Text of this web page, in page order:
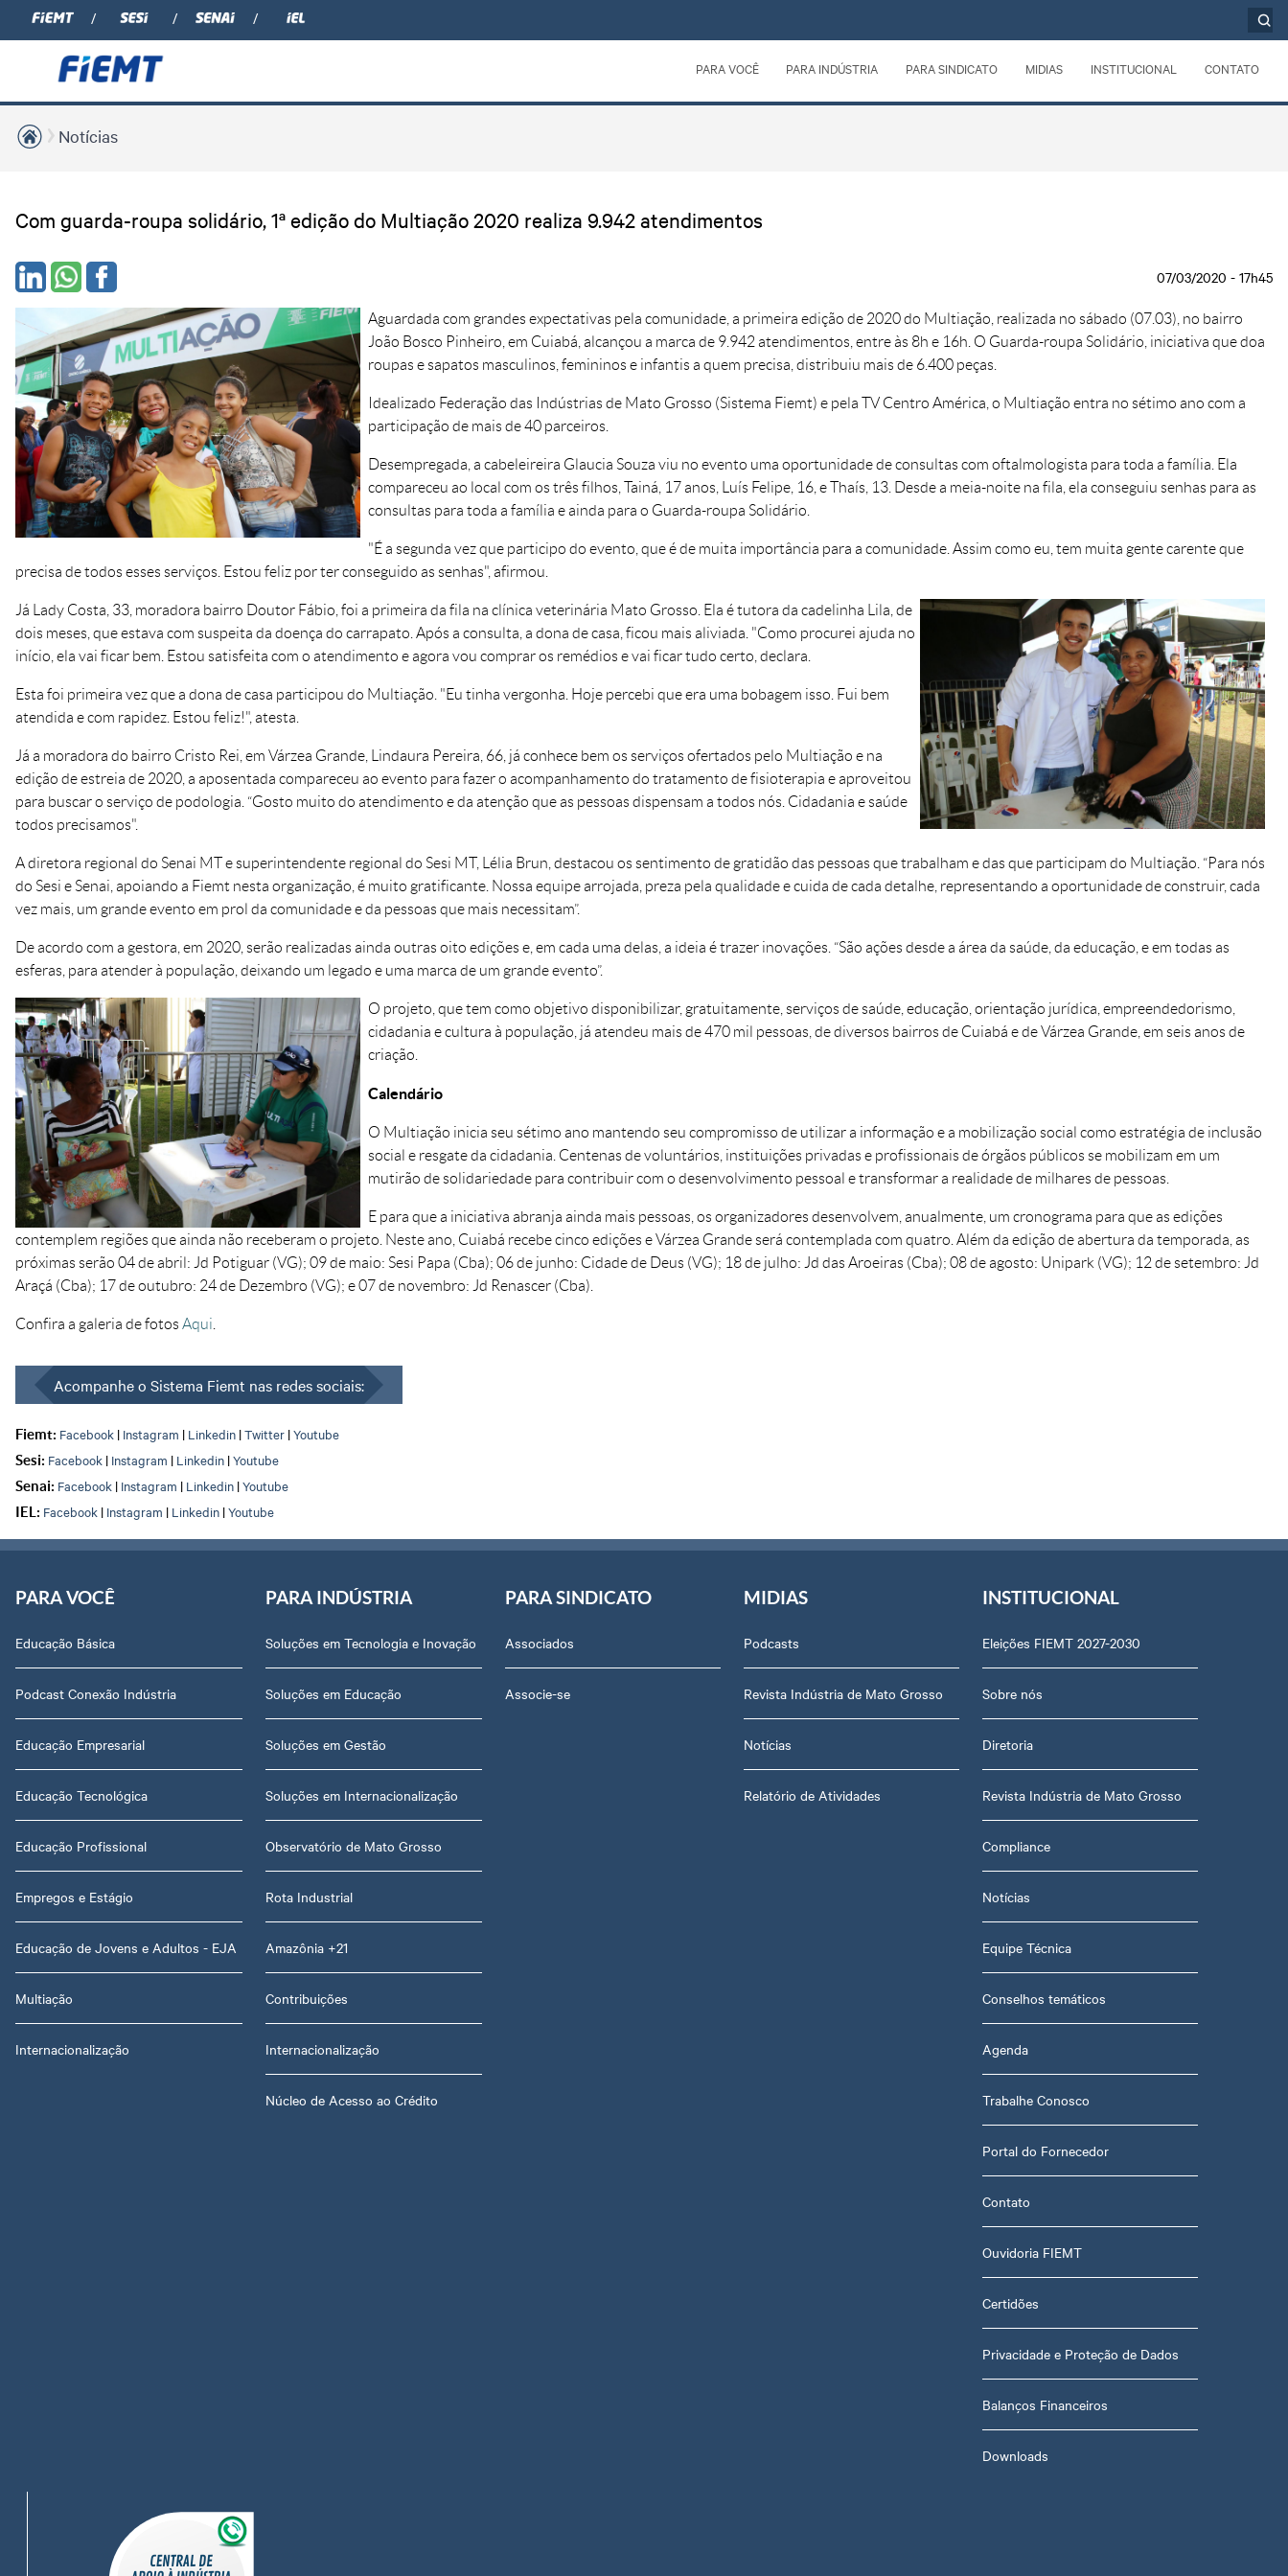
PARA VOCÊ PARA INDÚSTRIA PARA SINDICATO MIDIAS INSTITUCIONAL CONTATO
Notícias
Com guarda-roupa solidário, 1ª edição do Multiação 2020 realiza 9.942 atendimentos
07/03/2020 - 17h45
Aguardada com grandes expectativas pela comunidade, a primeira edição de 2020 do Multiação, realizada no sábado (07.03), no bairro
João Bosco Pinheiro, em Cuiabá, alcançou a marca de 9.942 atendimentos, entre às 8h e 16h. O Guarda-roupa Solidário, iniciativa que doa
roupas e sapatos masculinos, femininos e infantis a quem precisa, distribuiu mais de 6.400 peças.
Idealizado Federação das Indústrias de Mato Grosso (Sistema Fiemt) e pela TV Centro América, o Multiação entra no sétimo ano com a
participação de mais de 40 parceiros.
Desempregada, a cabeleireira Glaucia Souza viu no evento uma oportunidade de consultas com oftalmologista para toda a família. Ela
compareceu ao local com os três filhos, Tainá, 17 anos, Luís Felipe, 16, e Thaís, 13. Desde a meia-noite na fila, ela conseguiu senhas para as
consultas para toda a família e ainda para o Guarda-roupa Solidário.
"É a segunda vez que participo do evento, que é de muita importância para a comunidade. Assim como eu, tem muita gente carente que
precisa de todos esses serviços. Estou feliz por ter conseguido as senhas", afirmou.
Já Lady Costa, 33, moradora bairro Doutor Fábio, foi a primeira da fila na clínica veterinária Mato Grosso. Ela é tutora da cadelinha Lila, de
dois meses, que estava com suspeita da doença do carrapato. Após a consulta, a dona de casa, ficou mais aliviada. "Como procurei ajuda no
início, ela vai ficar bem. Estou satisfeita com o atendimento e agora vou comprar os remédios e vai ficar tudo certo, declara.
Esta foi primeira vez que a dona de casa participou do Multiação. "Eu tinha vergonha. Hoje percebi que era uma bobagem isso. Fui bem
atendida e com rapidez. Estou feliz!", atesta.
Já a moradora do bairro Cristo Rei, em Várzea Grande, Lindaura Pereira, 66, já conhece bem os serviços ofertados pelo Multiação e na
edição de estreia de 2020, a aposentada compareceu ao evento para fazer o acompanhamento do tratamento de fisioterapia e aproveitou
para buscar o serviço de podologia. “Gosto muito do atendimento e da atenção que as pessoas dispensam a todos nós. Cidadania e saúde
todos precisamos".
A diretora regional do Senai MT e superintendente regional do Sesi MT, Lélia Brun, destacou os sentimento de gratidão das pessoas que trabalham e das que participam do Multiação. “Para nós
do Sesi e Senai, apoiando a Fiemt nesta organização, é muito gratificante. Nossa equipe arrojada, preza pela qualidade e cuida de cada detalhe, representando a oportunidade de construir, cada
vez mais, um grande evento em prol da comunidade e da pessoas que mais necessitam”.
De acordo com a gestora, em 2020, serão realizadas ainda outras oito edições e, em cada uma delas, a ideia é trazer inovações. “São ações desde a área da saúde, da educação, e em todas as
esferas, para atender à população, deixando um legado e uma marca de um grande evento”.
O projeto, que tem como objetivo disponibilizar, gratuitamente, serviços de saúde, educação, orientação jurídica, empreendedorismo,
cidadania e cultura à população, já atendeu mais de 470 mil pessoas, de diversos bairros de Cuiabá e de Várzea Grande, em seis anos de
criação.
Calendário
O Multiação inicia seu sétimo ano mantendo seu compromisso de utilizar a informação e a mobilização social como estratégia de inclusão
social e resgate da cidadania. Centenas de voluntários, instituições privadas e profissionais de órgãos públicos se mobilizam em um
mutirão de solidariedade para contribuir com o desenvolvimento pessoal e transformar a realidade de milhares de pessoas.
E para que a iniciativa abranja ainda mais pessoas, os organizadores desenvolvem, anualmente, um cronograma para que as edições
contemplem regiões que ainda não receberam o projeto. Neste ano, Cuiabá recebe cinco edições e Várzea Grande será contemplada com quatro. Além da edição de abertura da temporada, as
próximas serão 04 de abril: Jd Potiguar (VG); 09 de maio: Sesi Papa (Cba); 06 de junho: Cidade de Deus (VG); 18 de julho: Jd das Aroeiras (Cba); 08 de agosto: Unipark (VG); 12 de setembro: Jd
Araçá (Cba); 17 de outubro: 24 de Dezembro (VG); e 07 de novembro: Jd Renascer (Cba).
Confira a galeria de fotos Aqui
Acompanhe o Sistema Fiemt nas redes sociais:
Fiemt: Facebook | Instagram | Linkedin |Twitter |Youtube
Sesi: Facebook | Instagram | Linkedin |Youtube
Senai: Facebook | Instagram | Linkedin |Youtube
IEL: Facebook | Instagram | Linkedin |Youtube
PARA VOCÊ
Educação Básica
Podcast Conexão Indústria
Educação Empresarial
Educação Tecnológica
Educação Profissional
Empregos e Estágio
Educação de Jovens e Adultos - EJA
Multiação
Internacionalização
PARA INDÚSTRIA
Soluções em Tecnologia e Inovação
Soluções em Educação
Soluções em Gestão
Soluções em Internacionalização
Observatório de Mato Grosso
Rota Industrial
Amazônia +21
Contribuições
Internacionalização
Núcleo de Acesso ao Crédito
PARA SINDICATO
Associados
Associe-se
MIDIAS
Podcasts
Revista Indústria de Mato Grosso
Notícias
Relatório de Atividades
INSTITUCIONAL
Eleições FIEMT 2027-2030
Sobre nós
Diretoria
Revista Indústria de Mato Grosso
Compliance
Notícias
Equipe Técnica
Conselhos temáticos
Agenda
Trabalhe Conosco
Portal do Fornecedor
Contato
Ouvidoria FIEMT
Certidões
Privacidade e Proteção de Dados
Balanços Financeiros
Downloads